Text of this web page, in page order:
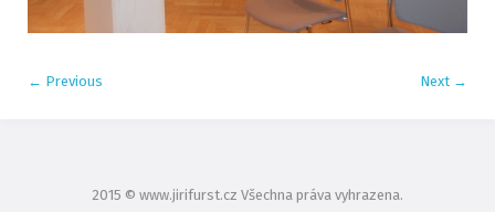
← Previous Next →
2015 © www.jirifurst.cz Všechna práva vyhrazena.